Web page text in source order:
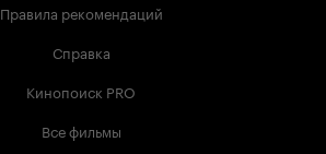
Правила рекомендаций
Справка
Кинопоиск PRO
Все фильмы